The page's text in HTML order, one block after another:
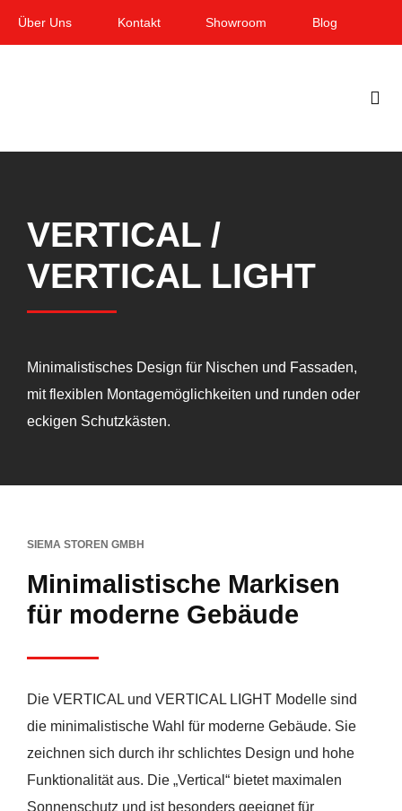
Zum
Über Uns Kontakt Showroom Blog
Smart Home
VERTICAL /
VERTICAL LIGHT
Minimalistisches Design für Nischen und Fassaden,
mit flexiblen Montagemöglichkeiten und runden oder
eckigen Schutzkästen.
SIEMA STOREN GMBH
Minimalistische Markisen
für moderne Gebäude
Die VERTICAL und VERTICAL LIGHT Modelle sind
die minimalistische Wahl für moderne Gebäude. Sie
zeichnen sich durch ihr schlichtes Design und hohe
Funktionalität aus. Die „Vertical“ bietet maximalen
Sonnenschutz und ist besonders geeignet für